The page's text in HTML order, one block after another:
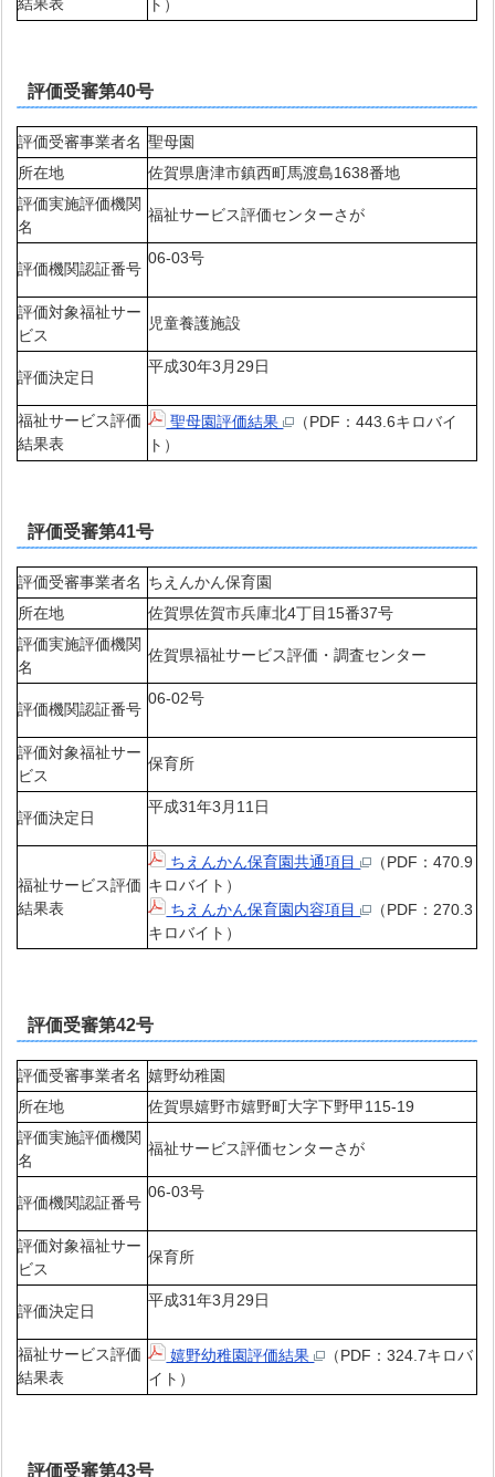
ト）
評価受審第40号
評価受審事業者名 聖母園
所在地
佐賀県唐津市鎮西町馬渡島1638番地
評価実施評価機関
名
福祉サービス評価センターさが
評価機関認証番号
06-03号
評価対象福祉サー
ビス
児童養護施設
評価決定日
平成30年3月29日
福祉サービス評価
結果表
聖母園評価結果
（PDF：443.6キロバイ
ト）
評価受審第41号
評価受審事業者名 ちえんかん保育園
所在地
佐賀県佐賀市兵庫北4丁目15番37号
評価実施評価機関
名
佐賀県福祉サービス評価・調査センター
評価機関認証番号
06-02号
評価対象福祉サー
ビス
保育所
評価決定日
平成31年3月11日
福祉サービス評価
結果表
ちえんかん保育園共通項目
（PDF：470.9
キロバイト）
ちえんかん保育園内容項目
（PDF：270.3
キロバイト）
評価受審第42号
評価受審事業者名 嬉野幼稚園
所在地
佐賀県嬉野市嬉野町大字下野甲115-19
評価実施評価機関
名
福祉サービス評価センターさが
評価機関認証番号
06-03号
評価対象福祉サー
ビス
保育所
評価決定日
平成31年3月29日
福祉サービス評価
結果表
嬉野幼稚園評価結果
（PDF：324.7キロバ
イト）
評価受審第43号